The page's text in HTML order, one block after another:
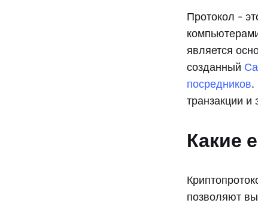
Протокол -
является
созданный
посредников.
транзакции
Какие
позволяют